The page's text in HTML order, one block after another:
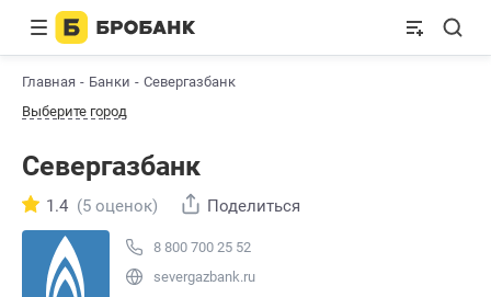
Главная Банки
Севергазбанк
Выберите город
Севергазбанк
8 800 700 25 52
severgazbank.ru
1.4 (5 оценок) Поделиться